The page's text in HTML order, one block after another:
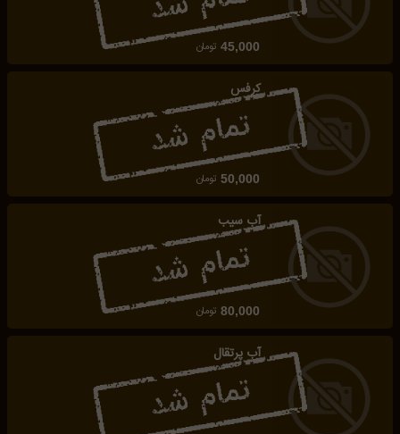
45,000 تومان
کرفس
50,000 تومان
آب سیب
80,000 تومان
آب پرتقال